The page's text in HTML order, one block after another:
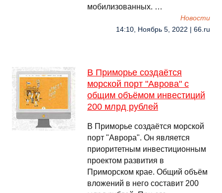
мобилизованных. …
Новости
14:10, Ноябрь 5, 2022 | 66.ru
В Приморье создаётся
морской порт "Аврова" с
общим объёмом инвестиций
200 млрд рублей
В Приморье создаётся морской
порт "Аврора". Он является
приоритетным инвестиционным
проектом развития в
Приморском крае. Общий объём
вложений в него составит 200